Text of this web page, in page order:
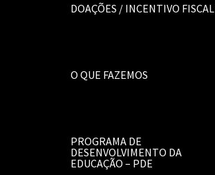
DOAÇÕES / INCENTIVO FISCAL
O QUE FAZEMOS
PROGRAMA DE
DESENVOLVIMENTO DA
EDUCAÇÃO – PDE